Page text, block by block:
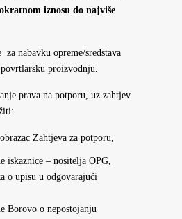
iznosu do najviše
za nabavku opreme/sredstava
proizvodnju.
na potporu, uz zahtjev
Zahtjeva za potporu,
iskaznice – nositelja OPG,
o upisu u odgovarajući
Borovo o nepostojanju